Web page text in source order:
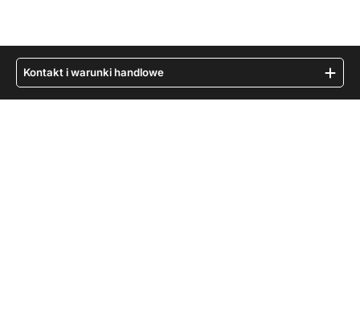
Kontakt i warunki handlowe